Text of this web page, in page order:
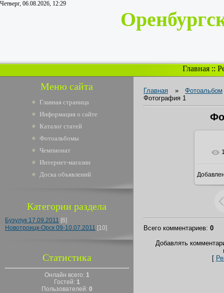
Четверг, 06.08.2026, 12:29
Главная::
Меню сайта
Главная страница
Информация о сайте
Каталог статей
Фотоальбомы
Чемпионат
Интернет-магазин
Доска объявлений
Категории раздела
Бузулук 17.09.2011 [6]
Новотроицк-Орск 09-10.07.2011 [10]
Статистика
Онлайн всего: 1
Гостей: 1
Пользователей: 0
Главная » Фотоальбом
Фотография 1
Всего комментариев: 0
Добавлять
[